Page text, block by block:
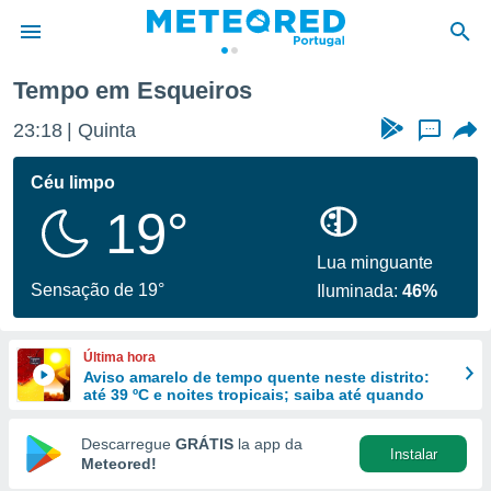
da
foi
fornecidas
a este
das
e
forma
digital
Tempo em Esqueiros
23:18 Quinta ...
Céu limpo
19°
Sensação de 19°
Lua minguante
Iluminada:46%
Última hora
Aviso amarelo de tempo quente neste distrito:
até 39 ºC e noites tropicais; saiba até quando
Descarregue GRÁTIS la app da
Meteored!
Instalar